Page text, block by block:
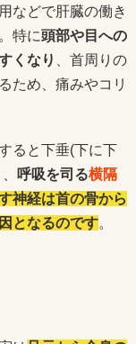
などで肝臓の働き
特に頭部や目への
くなり
、首周りの
ため、痛みやコリ
ると下垂(下に下
呼吸を司る横隔
神経は首の骨から
となるのです。